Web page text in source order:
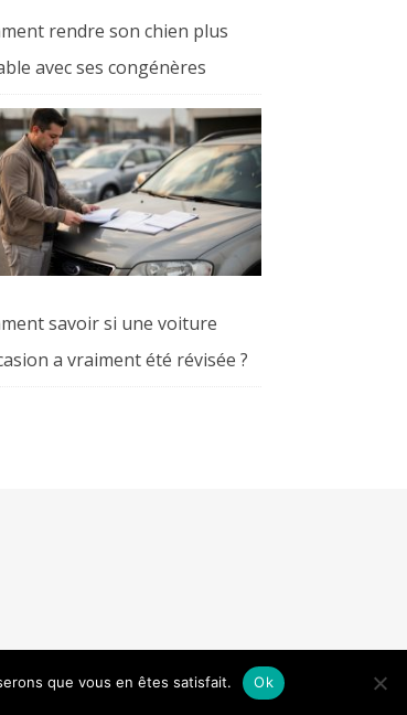
rendre son chien plus
avec ses congénères
savoir si une voiture
a vraiment été révisée ?
que vous en êtes satisfait. Ok